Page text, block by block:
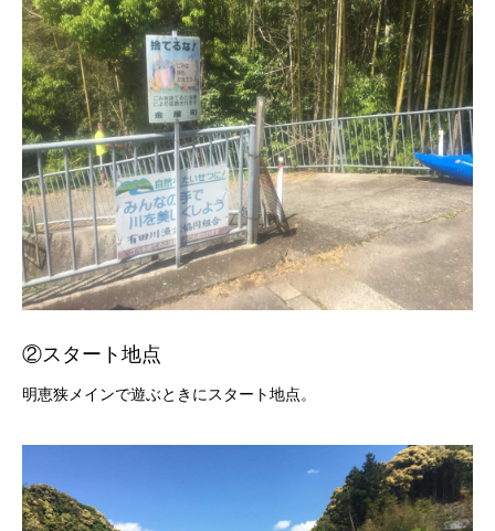
②スタート地点
明恵狭メインで遊ぶときにスタート地点。